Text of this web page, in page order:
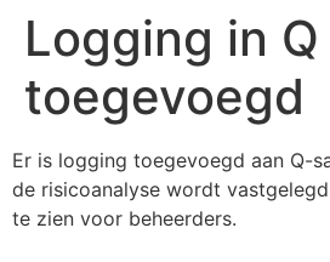
Logging in
toegevoegd
Er is logging toegevoegd aan Q-
de risicoanalyse wordt
te zien voor beheerders.